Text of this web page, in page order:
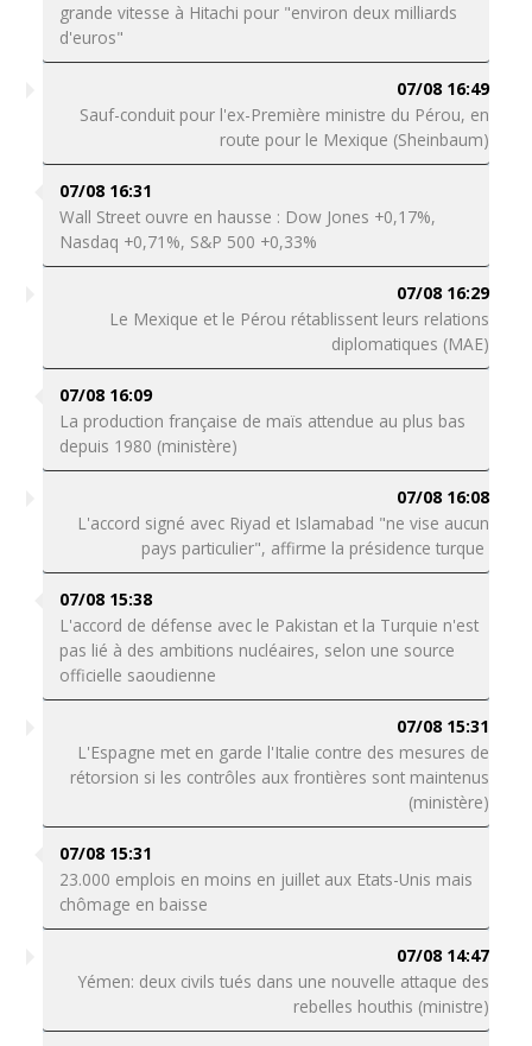
grande vitesse à Hitachi pour "environ deux milliards
d'euros"
07/08 16:49
Sauf-conduit pour l'ex-Première ministre du Pérou, en
route pour le Mexique (Sheinbaum)
07/08 16:31
Wall Street ouvre en hausse : Dow Jones +0,17%,
Nasdaq +0,71%, S&P 500 +0,33%
07/08 16:29
Le Mexique et le Pérou rétablissent leurs relations
diplomatiques (MAE)
07/08 16:09
La production française de maïs attendue au plus bas
depuis 1980 (ministère)
07/08 16:08
L'accord signé avec Riyad et Islamabad "ne vise aucun
pays particulier", affirme la présidence turque
07/08 15:38
L'accord de défense avec le Pakistan et la Turquie n'est
pas lié à des ambitions nucléaires, selon une source
officielle saoudienne
07/08 15:31
L'Espagne met en garde l'Italie contre des mesures de
rétorsion si les contrôles aux frontières sont maintenus
(ministère)
07/08 15:31
23.000 emplois en moins en juillet aux Etats-Unis mais
chômage en baisse
07/08 14:47
Yémen: deux civils tués dans une nouvelle attaque des
rebelles houthis (ministre)